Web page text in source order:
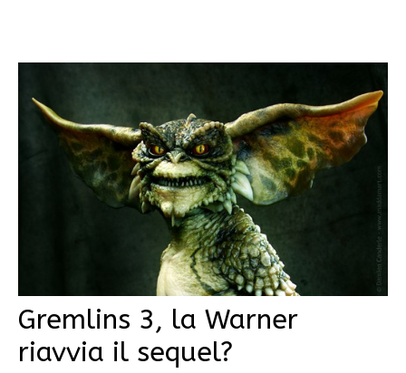
Gremlins 3, la Warner
riavvia il sequel?